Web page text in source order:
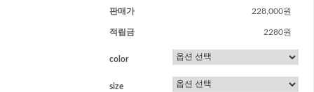
판매가 228,000원
적립금 2280원
color
size